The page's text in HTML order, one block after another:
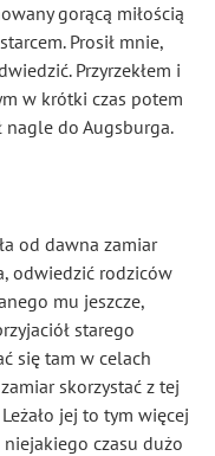
gorącą miłością
Prosił mnie,
Przyrzekłem i
w krótki czas potem
nagle do Augsburga.
od dawna zamiar
odwiedzić rodziców
mu jeszcze,
starego
się tam w celach
skorzystać z tej
jej to tym więcej
niejakiego czasu dużo